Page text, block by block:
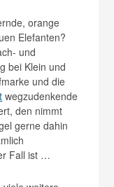
orange
Elefanten?
und
bei Klein und
und die
wegzudenkende
den nimmt
gerne dahin
Fall ist …